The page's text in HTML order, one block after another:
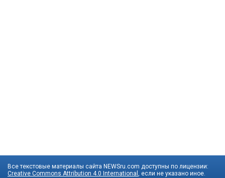
Все текстовые материалы сайта NEWSru.com доступны по лицензии:
Creative Commons Attribution 4.0 International , если не указано иное.